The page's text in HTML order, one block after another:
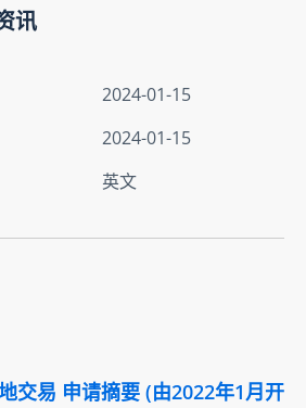
讯
2024-01-15
2024-01-15
英文
交易 申请摘要 (由2022年1月开